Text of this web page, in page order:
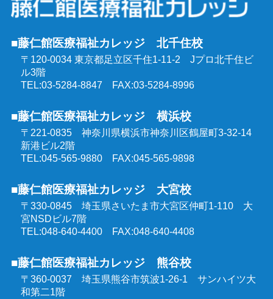
強度行動障害支援者養成研修
同行援護従業者養成研修
喀痰吸引等研修
医療的ケア教員講習会
埼玉県委託 公共職業訓練
群馬県委託 公共職業訓練
東京都委託 公共職業訓練
社会福祉士受験対策講座（通学コース）
精神保健福祉士受験対策講座（通学コース）
介護福祉士受験対策講座（オンラインコース）
ケアマネジャー受験対策講座（オンラインコース）
社会福祉士受験対策講座（オンラインコース）
精神保健福祉士受験対策講座（オンラインコース）
■藤仁館医療福祉カレッジ 北千住校
〒120-0034 東京都足立区千住1-11-2 Jプロ北千住ビ
ル3階
TEL:03-5284-8847 FAX:03-5284-8996
■藤仁館医療福祉カレッジ 横浜校
〒221-0835 神奈川県横浜市神奈川区鶴屋町3-32-14
新港ビル2階
TEL:045-565-9880 FAX:045-565-9898
■藤仁館医療福祉カレッジ 大宮校
〒330-0845 埼玉県さいたま市大宮区仲町1-110 大
宮NSDビル7階
TEL:048-640-4400 FAX:048-640-4408
■藤仁館医療福祉カレッジ 熊谷校
〒360-0037 埼玉県熊谷市筑波1-26-1 サンハイツ大
和第二1階